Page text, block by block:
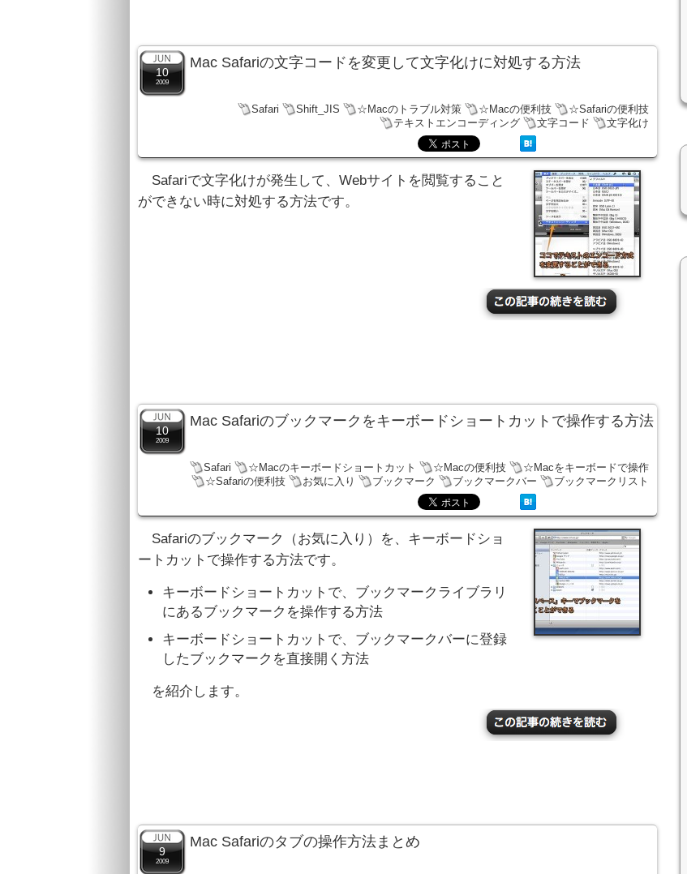
10
2009
Mac Safariの文字コードを変更して文字化けに対処する方法
Safari Shift_JIS ☆Macのトラブル対策 ☆Macの便利技
☆Safariの便利技
テキストエンコーディング
文字コード 文字化け
Safariで文字化けが発生して、Webサイトを閲覧すること
ができない時に対処する方法です。
10
2009
Mac Safariのブックマークをキーボードショートカットで操作する方法
Safari ☆Macのキーボードショートカット ☆Macの便利技
☆Macをキーボードで操作
☆Safariの便利技
お気に入り ブックマーク ブックマークバー ブックマークリスト
Safariのブックマーク（お気に入り）を、キーボードショ
ートカットで操作する方法です。
キーボードショートカットで、ブックマークライブラリ
にあるブックマークを操作する方法
キーボードショートカットで、ブックマークバーに登録
したブックマークを直接開く方法
を紹介します。
9
2009
Mac Safariのタブの操作方法まとめ